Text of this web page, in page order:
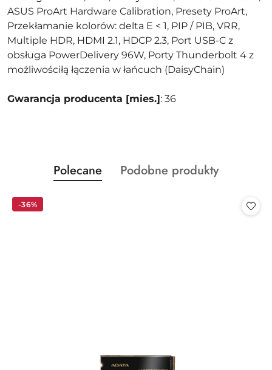
ASUS ProArt Hardware Calibration, Presety ProArt,
Przekłamanie kolorów: delta E < 1, PIP / PIB, VRR,
Multiple HDR, HDMI 2.1, HDCP 2.3, Port USB-C z
obsługa PowerDelivery 96W, Porty Thunderbolt 4 z
możliwościłą łączenia w łańcuch (DaisyChain)
Gwarancja producenta [mies.]: 36
Pomiń karuzelę produktów
Produkty
o
Polecane
Produkty
Podobne produkty
-36%